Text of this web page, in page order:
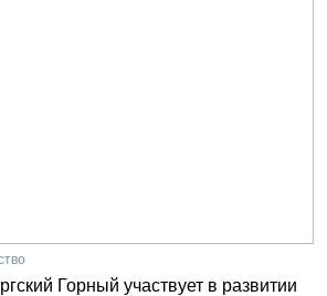
Горный участвует в развитии